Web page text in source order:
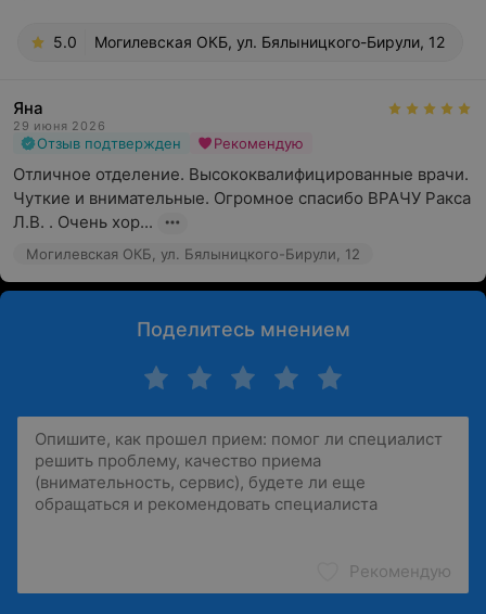
5.0 Могилевская ОКБ, ул. Бялыницкого-Бирули, 12
Яна
29 июня 2026
Отзыв подтвержден Рекомендую
Отличное отделение. Высококвалифицированные врачи.
Чуткие и внимательные. Огромное спасибо ВРАЧУ Ракса
Л.В. . Очень хор...
Могилевская ОКБ, ул. Бялыницкого-Бирули, 12
Поделитесь мнением
Рекомендую